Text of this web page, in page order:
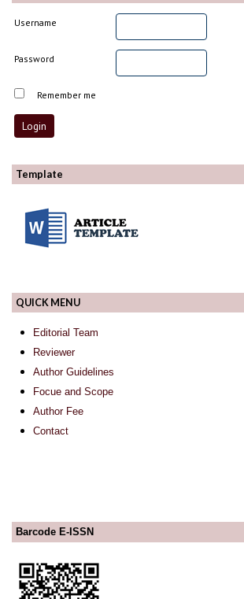
Username
Password
Remember me
Template
QUICK MENU
Editorial Team
Reviewer
Author Guidelines
Focue and Scope
Author Fee
Contact
Barcode E-ISSN